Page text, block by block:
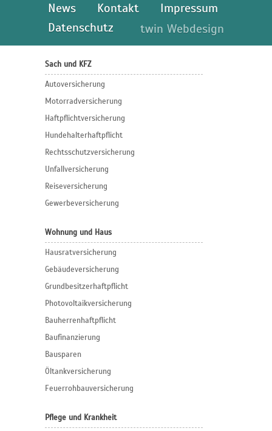
News Kontakt
Impressum
Datenschutz
twin Webdesign
Sach und KFZ
Autoversicherung
Motorradversicherung
Haftpflichtversicherung
Hundehalterhaftpflicht
Rechtsschutzversicherung
Unfallversicherung
Reiseversicherung
Gewerbeversicherung
Wohnung und Haus
Hausratversicherung
Gebäudeversicherung
Grundbesitzerhaftpflicht
Photovoltaikversicherung
Bauherrenhaftpflicht
Baufinanzierung
Bausparen
Öltankversicherung
Feuerrohbauversicherung
Pflege und Krankheit